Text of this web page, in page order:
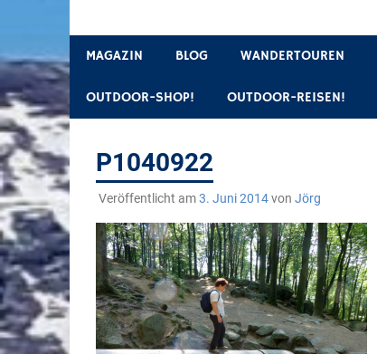
MAGAZIN BLOG WANDERTOUREN
OUTDOOR-SHOP! OUTDOOR-REISEN!
P1040922
Veröffentlicht am3. Juni 2014von Jörg